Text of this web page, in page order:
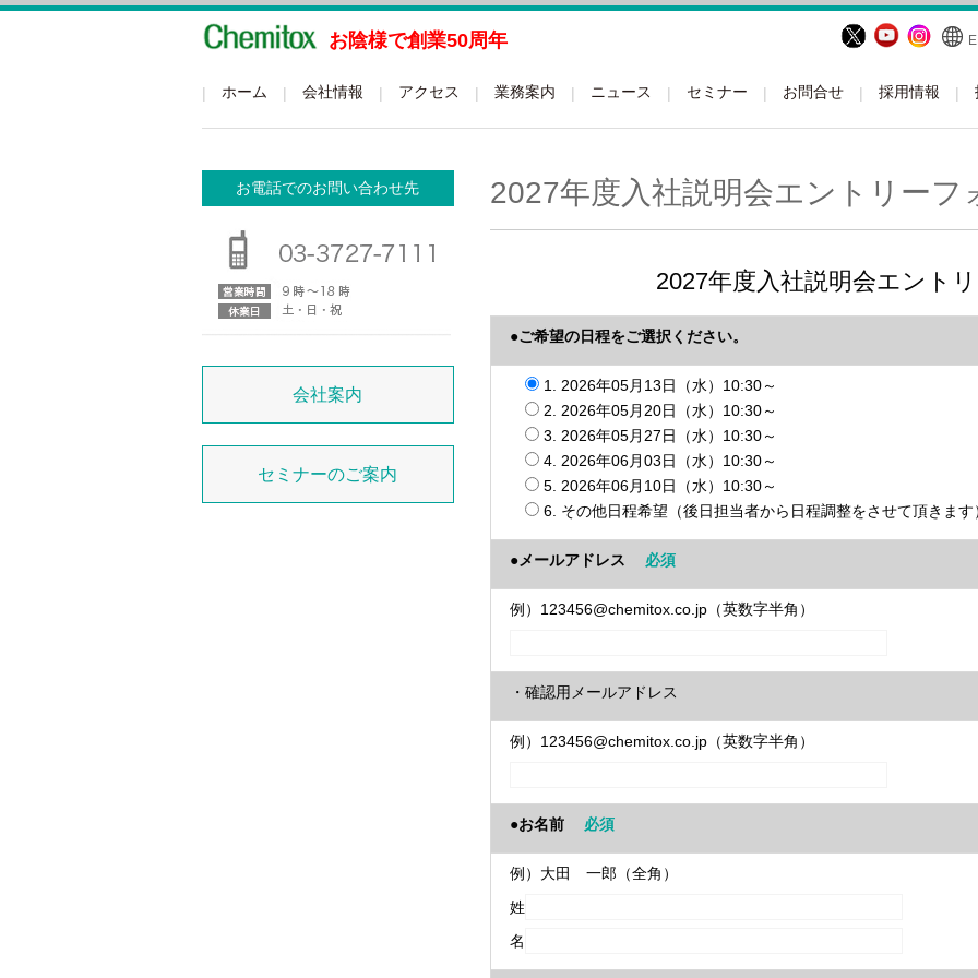
お陰様で創業50周年
グローバルメニュー
ホーム 会社情報 アクセス 業務案内 ニュース セミナー お問合せ 採用情報
2027年度入社説明会エントリーフ
2027年度入社説明会エント
●ご希望の日程をご選択ください。
1. 2026年05月13日（水）10:30～
2. 2026年05月20日（水）10:30～
3. 2026年05月27日（水）10:30～
4. 2026年06月03日（水）10:30～
5. 2026年06月10日（水）10:30～
6. その他日程希望（後日担当者から日程調整をさせて頂きます
●メールアドレス 必須
例）123456@chemitox.co.jp（英数字半角）
・確認用メールアドレス
例）123456@chemitox.co.jp（英数字半角）
●お名前 必須
例）大田 一郎（全角）
姓
名
お電話でのお問い合わせ先
会社案内
セミナーのご案内